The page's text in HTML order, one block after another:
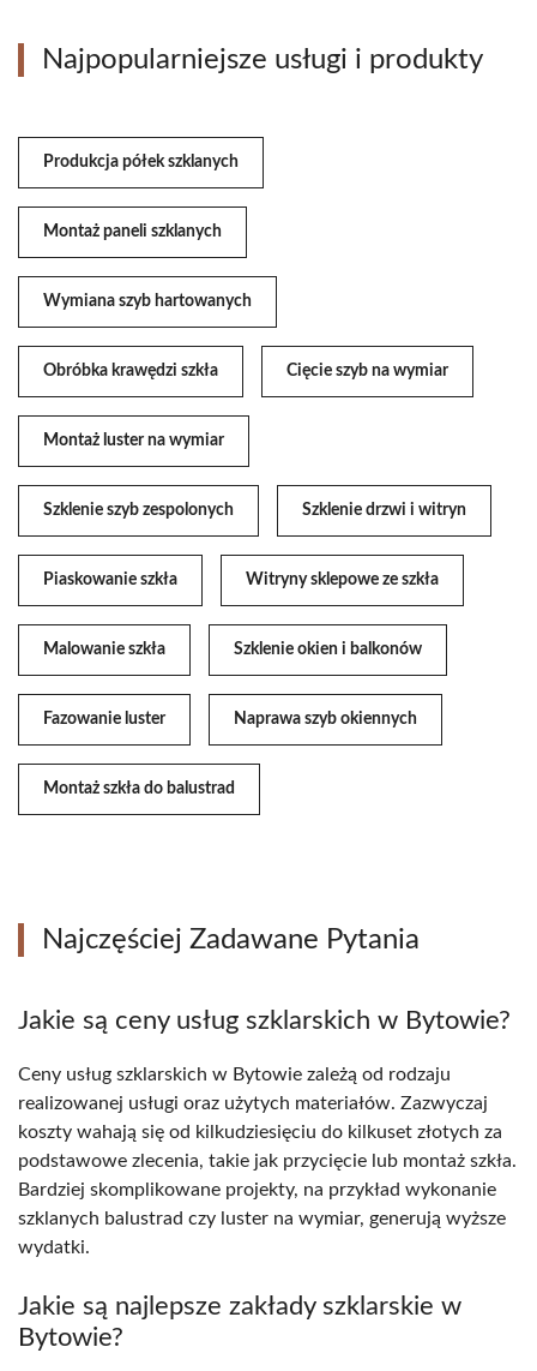
Najpopularniejsze usługi i produkty
Produkcja półek szklanych
Montaż paneli szklanych
Wymiana szyb hartowanych
Obróbka krawędzi szkła Cięcie szyb na wymiar
Montaż luster na wymiar
Szklenie szyb zespolonych Szklenie drzwi i witryn
Piaskowanie szkła Witryny sklepowe ze szkła
Malowanie szkła Szklenie okien i balkonów
Fazowanie luster Naprawa szyb okiennych
Montaż szkła do balustrad
Najczęściej Zadawane Pytania
Jakie są ceny usług szklarskich w Bytowie?
Ceny usług szklarskich w Bytowie zależą od rodzaju
realizowanej usługi oraz użytych materiałów. Zazwyczaj
koszty wahają się od kilkudziesięciu do kilkuset złotych za
podstawowe zlecenia, takie jak przycięcie lub montaż szkła.
Bardziej skomplikowane projekty, na przykład wykonanie
szklanych balustrad czy luster na wymiar, generują wyższe
wydatki.
Jakie są najlepsze zakłady szklarskie w
Bytowie?